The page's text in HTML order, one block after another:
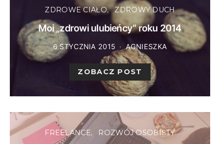
ZDROWE CIAŁO ZDROWY DUCH
Moi „zdrowi ulubieńcy” roku 2014
6 STYCZNIA 2015 AGNIESZKA
ZOBACZ POST
FREELANCE ROZWÓJ OSOBISTY